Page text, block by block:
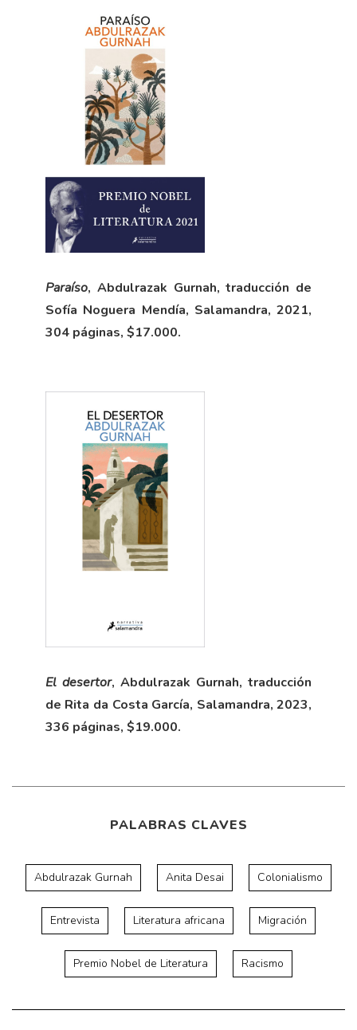
Paraíso, Abdulrazak Gurnah, traducción de
Sofía Noguera Mendía, Salamandra, 2021,
304 páginas, $17.000.
El desertor, Abdulrazak Gurnah, traducción
de Rita da Costa García, Salamandra, 2023,
336 páginas, $19.000.
PALABRAS CLAVES
Abdulrazak Gurnah Anita Desai Colonialismo
Entrevista Literatura africana Migración
Premio Nobel de Literatura Racismo